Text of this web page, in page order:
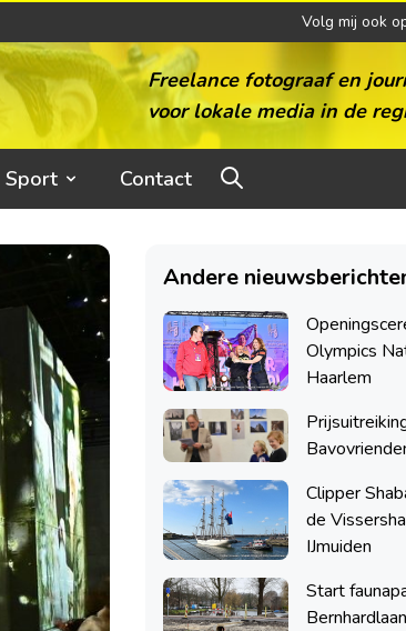
Volg mij ook
Freelance fotograaf en
voor lokale media in de
Sport Contact
Andere
Olympics
Haarlem
Clipper
de
IJmuiden
Start